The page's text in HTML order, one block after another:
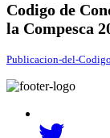
Codigo de
la Compesca
Publicacion-del-